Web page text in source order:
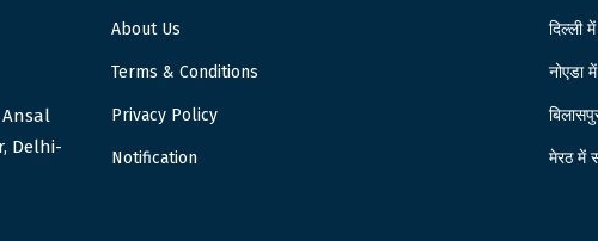
Ansal
Delhi-
About Us
Terms & Conditions
Privacy Policy
Notification
दिल्ली
नोएडा
मेरठ में